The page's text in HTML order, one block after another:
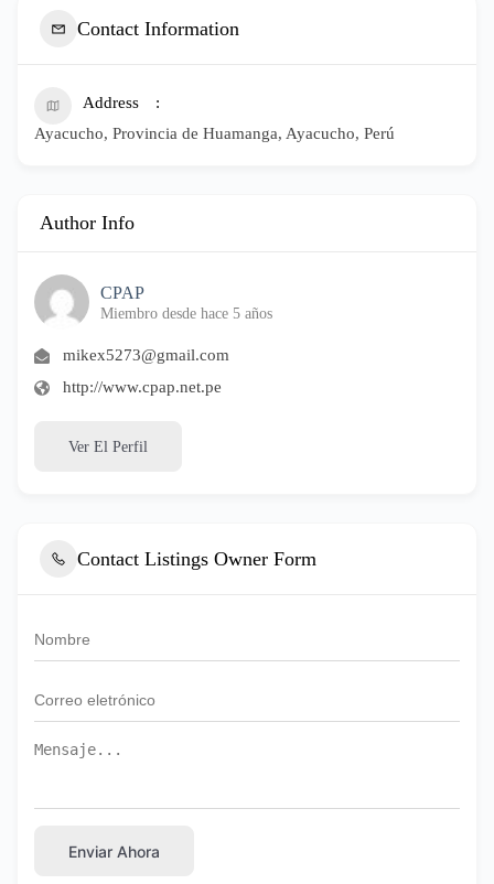
Contact Information
Address
Ayacucho, Provincia de Huamanga, Ayacucho, Perú
Author Info
CPAP
Miembro desde hace 5 años
mikex5273@gmail.com
http://www.cpap.net.pe
Ver El Perfil
Contact Listings Owner Form
Enviar Ahora